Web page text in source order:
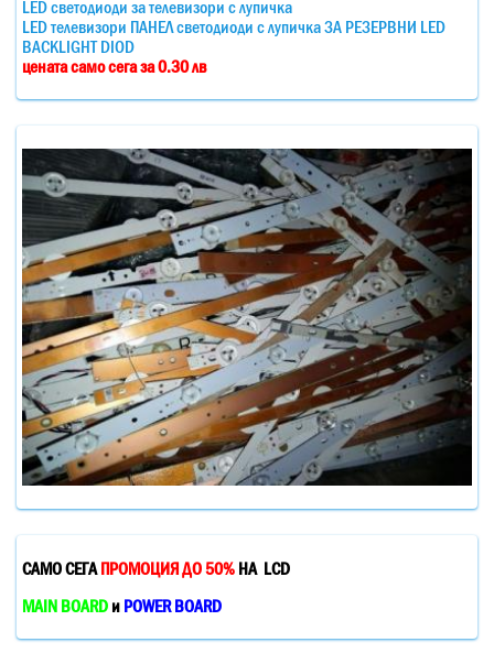
LED светодиоди за телевизори с лупичка
LED телевизори ПАНЕЛ светодиоди с лупичка ЗА РЕЗЕРВНИ LED
BACKLIGHT DIOD
цената само сега за 0.30 лв
САМО СЕГАПРОМОЦИЯ ДО 50% НА LCD
MAIN BOARD и POWER BOARD